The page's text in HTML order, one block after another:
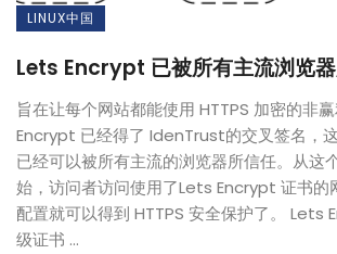
LINUX中国
Lets Encrypt 已被所有主流浏览
旨在让每个网站都能使用 HTTPS 加密的非
Encrypt 已经得了 IdenTrust的交叉签名，
已经可以被所有主流的浏览器所信任。从这
始，访问者访问使用了Lets Encrypt 证书的
配置就可以得到 HTTPS 安全保护了。 Lets
级证书 ...